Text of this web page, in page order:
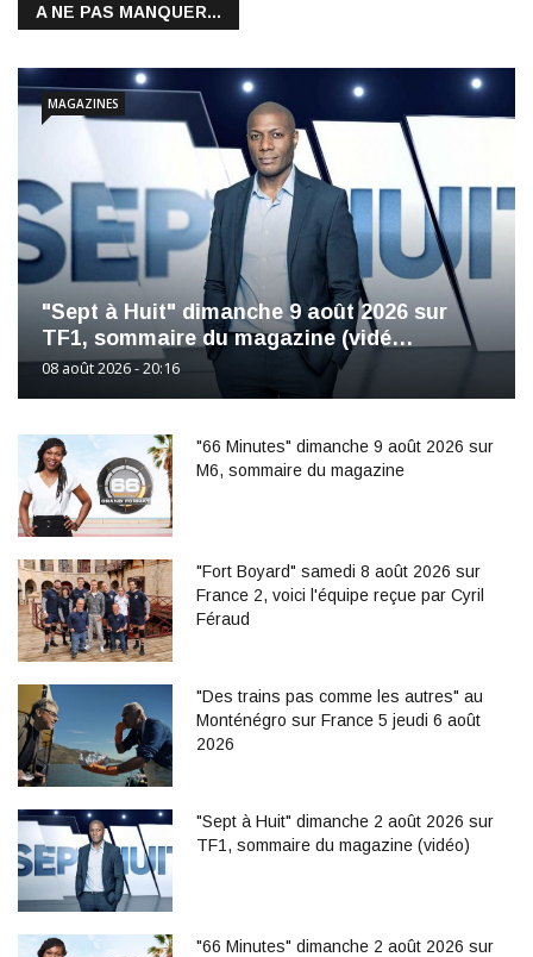
A NE PAS MANQUER...
"Sept à Huit" dimanche 9 août 2026 sur
TF1, sommaire du magazine (vidé…
08 août 2026 - 20:16
MAGAZINES
"66 Minutes" dimanche 9 août 2026 sur
M6, sommaire du magazine
"Fort Boyard" samedi 8 août 2026 sur
France 2, voici l'équipe reçue par Cyril
Féraud
"Des trains pas comme les autres" au
Monténégro sur France 5 jeudi 6 août
2026
"Sept à Huit" dimanche 2 août 2026 sur
TF1, sommaire du magazine (vidéo)
"66 Minutes" dimanche 2 août 2026 sur